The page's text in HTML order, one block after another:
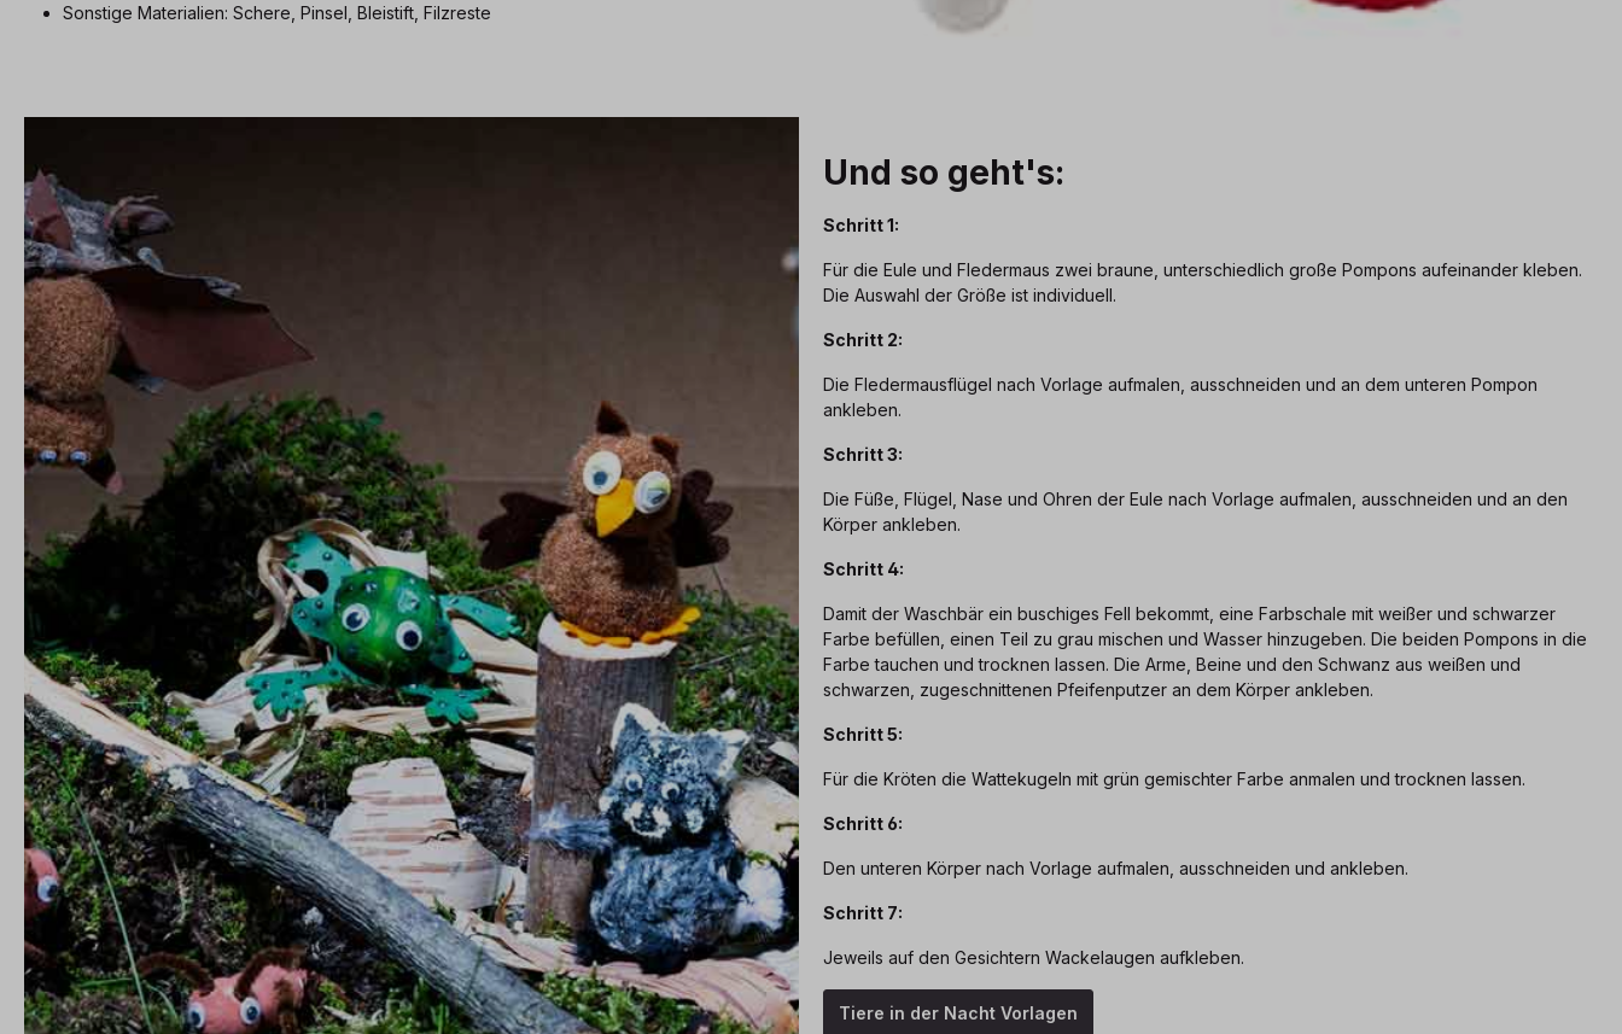
Sonstige Materialien: Schere, Pinsel, Bleistift, Filzreste
Und so geht's:
Schritt 1:
Für die Eule und Fledermaus zwei braune, unterschiedlich große Pompons aufeinander kleben.
Die Auswahl der Größe ist individuell.
Schritt 2:
Die Fledermausflügel nach Vorlage aufmalen, ausschneiden und an dem unteren Pompon
ankleben.
Schritt 3:
Die Füße, Flügel, Nase und Ohren der Eule nach Vorlage aufmalen, ausschneiden und an den
Körper ankleben.
Schritt 4:
Damit der Waschbär ein buschiges Fell bekommt, eine Farbschale mit weißer und schwarzer
Farbe befüllen, einen Teil zu grau mischen und Wasser hinzugeben. Die beiden Pompons in die
Farbe tauchen und trocknen lassen. Die Arme, Beine und den Schwanz aus weißen und
schwarzen, zugeschnittenen Pfeifenputzer an dem Körper ankleben.
Schritt 5:
Für die Kröten die Wattekugeln mit grün gemischter Farbe anmalen und trocknen lassen.
Schritt 6:
Den unteren Körper nach Vorlage aufmalen, ausschneiden und ankleben.
Schritt 7:
Jeweils auf den Gesichtern Wackelaugen aufkleben.
Tiere in der Nacht Vorlagen